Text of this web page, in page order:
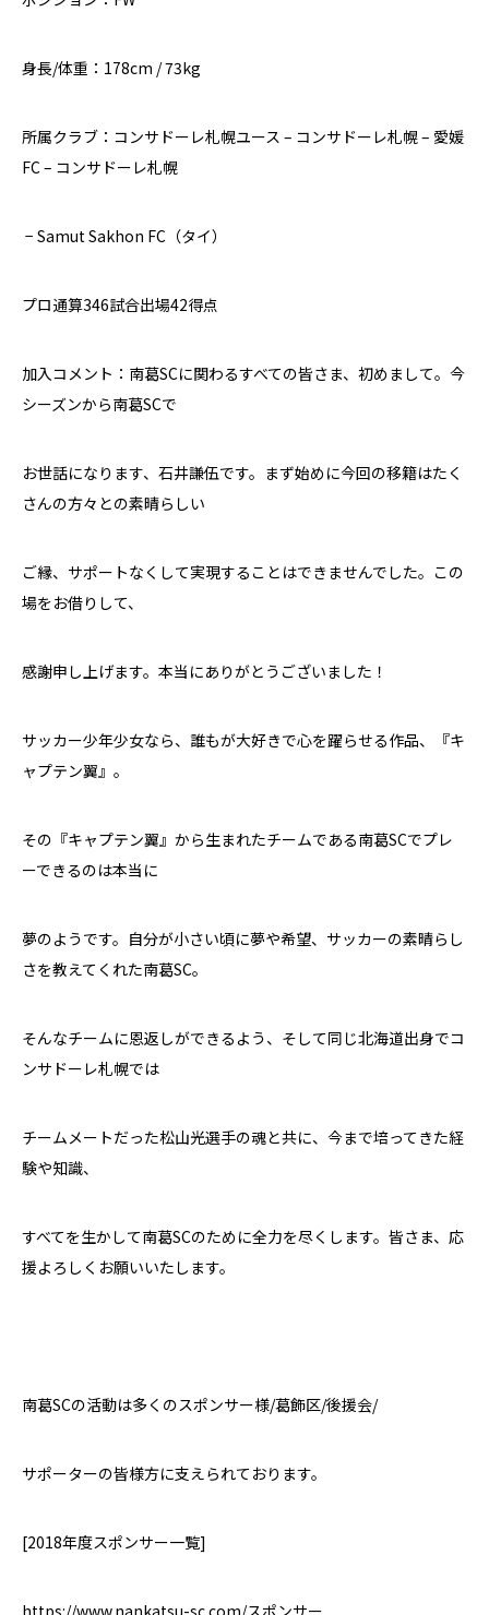
身長/体重： 178cm / 73kg
所属クラブ：コンサドーレ札幌ユース – コンサドーレ札幌– 愛媛
FC – コンサドーレ札幌
− Samut Sakhon FC （タイ）
プロ通算346試合出場42得点
加入コメント：南葛SCに関わるすべての皆さま、初めまして。今
シーズンから南葛SCで
お世話になります、石井謙伍です。まず始めに今回の移籍はたく
さんの方々との素晴らしい
ご縁、サポートなくして実現することはできませんでした。この
場をお借りして、
感謝申し上げます。本当にありがとうございました！
サッカー少年少女なら、誰もが大好きで心を躍らせる作品、『キ
ャプテン翼』。
その『キャプテン翼』から生まれたチームである南葛SCでプレ
ーできるのは本当に
夢のようです。自分が小さい頃に夢や希望、サッカーの素晴らし
さを教えてくれた南葛SC。
そんなチームに恩返しができるよう、そして同じ北海道出身でコ
ンサドーレ札幌では
チームメートだった松山光選手の魂と共に、今まで培ってきた経
験や知識、
すべてを生かして南葛SCのために全力を尽くします。皆さま、応
援よろしくお願いいたします。
南葛SCの活動は多くのスポンサー様/葛飾区/後援会/
サポーターの皆様方に支えられております。
[2018年度スポンサー一覧]
https://www.nankatsu-sc.com/スポンサー